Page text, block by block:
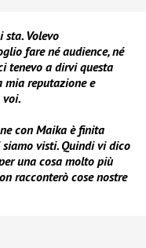
sta. Volevo
fare né audience, né
tenevo a dirvi questa
mia reputazione e
voi.
con Maika è finita
visti. Quindi vi dico
una cosa molto più
racconterò cose nostre